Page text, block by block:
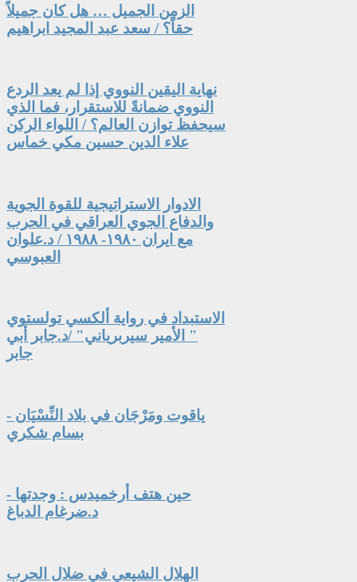
الزمن الجميل … هل كان جميلاً
حقاً؟ / سعد عبد المجيد ابراهيم
نهاية اليقين النووي إذا لم يعد الردع
النووي ضمانةً للاستقرار، فما الذي
سيحفظ توازن العالم؟ / اللواء الركن
علاء الدين حسين مكي خماس
الادوار الاستراتيجية للقوة الجوية
والدفاع الجوي العراقي في الحرب
مع ايران ١٩٨٠- ١٩٨٨ / د.علوان
العبوسي
الاستبداد في رواية ألكسي تولستوي
" الأمير سيربرياني" /د.جابر أبي
جابر
ياقوت ومَرْجَان في بلاد النِّسْيَان -
بسام شكري
حين هتف أرخميدس : وجدتها -
د.ضرغام الدباغ
الهلال الشيعي في ضلال الحرب